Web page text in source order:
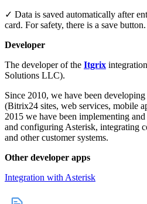
✓ Data is saved automatically after
card. For safety, there is a save button.
Developer
The developer of the Itgrix
Solutions LLC).
Since 2010, we have been
(Bitrix24 sites, web services, mobile
2015 we have been implementing
and configuring Asterisk, integrating
and other customer systems.
Other developer apps
Integration with Asterisk